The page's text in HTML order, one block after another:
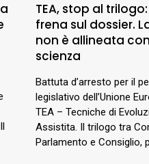
TEA, stop al trilogo:
frena sul dossier.
non è allineata
scienza
Battuta d’arresto per il
legislativo dell’Unione
TEA – Tecniche di
Assistita. Il trilogo tra
Parlamento e Consiglio,